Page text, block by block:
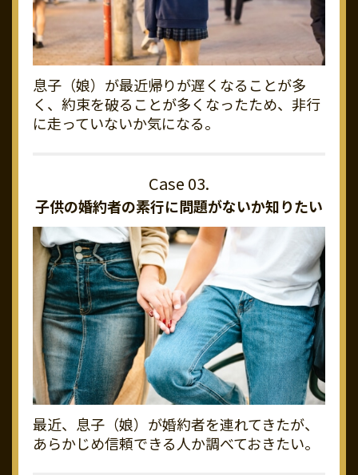
息子（娘）が最近帰りが遅くなることが多
く、約束を破ることが多くなったため、非行
に走っていないか気になる。
子供の婚約者の素行に問題がないか知りたい
最近、息子（娘）が婚約者を連れてきたが、
あらかじめ信頼できる人か調べておきたい。